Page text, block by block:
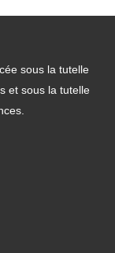
sous la tutelle
et sous la tutelle